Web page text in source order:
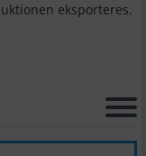
eksporteres.